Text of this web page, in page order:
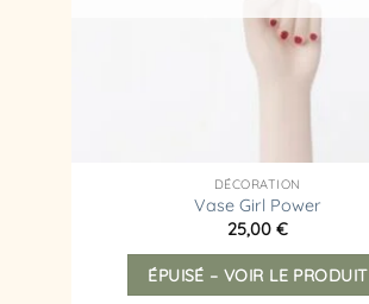
DÉCORATION
Vase Girl Power
25,00 €
ÉPUISÉ – VOIR LE PRODUIT